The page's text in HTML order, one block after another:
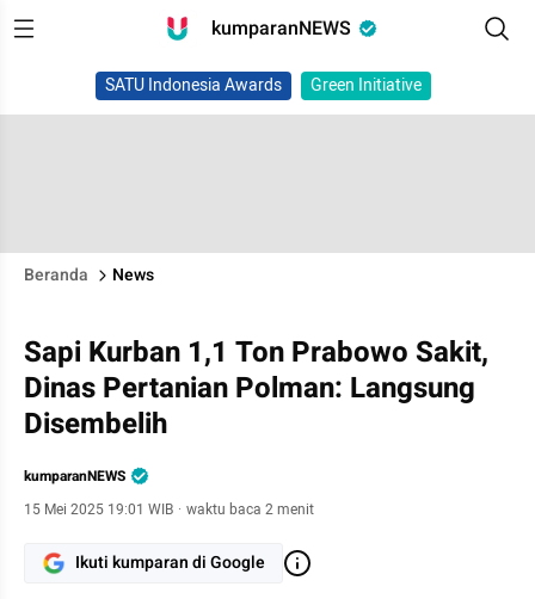
kumparanNEWS
SATU Indonesia Awards Green Initiative
Beranda News
Sapi Kurban 1,1 Ton Prabowo Sakit,
Dinas Pertanian Polman: Langsung
Disembelih
kumparanNEWS
15 Mei 2025 19:01 WIB · waktu baca 2 menit
Ikuti kumparan di Google